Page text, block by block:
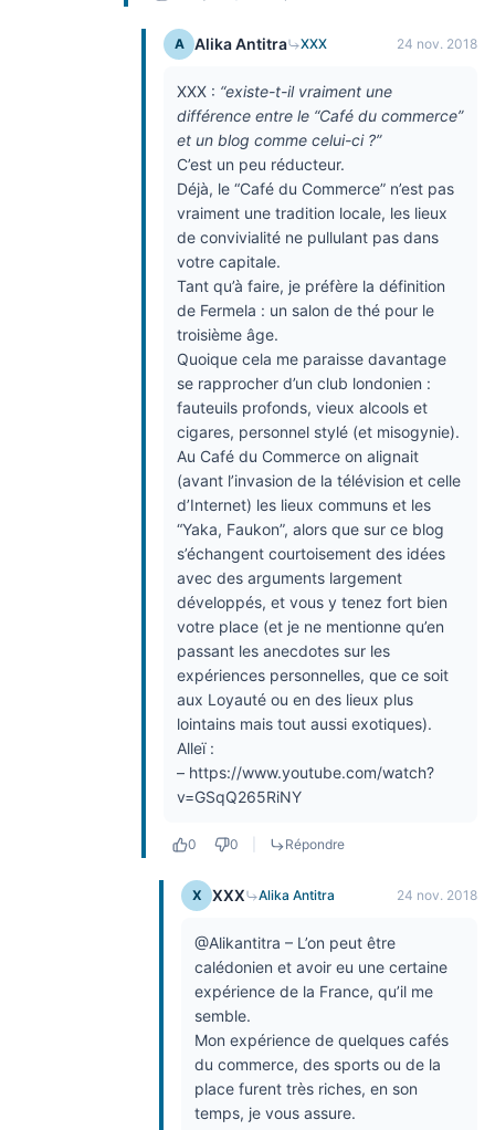
A Alika Antitra XXX 24 nov. 2018
XXX : “existe-t-il vraiment une
différence entre le “Café du commerce”
et un blog comme celui-ci ?”
C’est un peu réducteur.
Déjà, le “Café du Commerce” n’est pas
vraiment une tradition locale, les lieux
de convivialité ne pullulant pas dans
votre capitale.
Tant qu’à faire, je préfère la définition
de Fermela : un salon de thé pour le
troisième âge.
Quoique cela me paraisse davantage
se rapprocher d’un club londonien :
fauteuils profonds, vieux alcools et
cigares, personnel stylé (et misogynie).
Au Café du Commerce on alignait
(avant l’invasion de la télévision et celle
d’Internet) les lieux communs et les
“Yaka, Faukon”, alors que sur ce blog
s’échangent courtoisement des idées
avec des arguments largement
développés, et vous y tenez fort bien
votre place (et je ne mentionne qu’en
passant les anecdotes sur les
expériences personnelles, que ce soit
aux Loyauté ou en des lieux plus
lointains mais tout aussi exotiques).
Alleï :
– https://www.youtube.com/watch?
v=GSqQ265RiNY
0 0 Répondre
X XXX Alika Antitra 24 nov. 2018
@Alikantitra – L’on peut être
calédonien et avoir eu une certaine
expérience de la France, qu’il me
semble.
Mon expérience de quelques cafés
du commerce, des sports ou de la
place furent très riches, en son
temps, je vous assure.